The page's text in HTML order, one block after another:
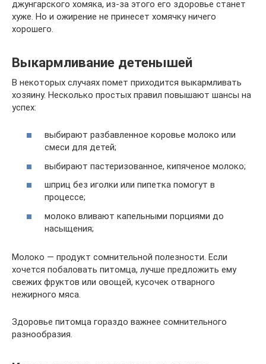
джунгарского хомяка, из-за этого его здоровье станет
хуже. Но и ожирение не принесет хомячку ничего
хорошего.
Выкармливание детенышей
В некоторых случаях помет приходится выкармливать
хозяину. Несколько простых правил повышают шансы на
успех:
выбирают разбавленное коровье молоко или
смеси для детей;
выбирают пастеризованное, кипяченое молоко;
шприц без иголки или пипетка помогут в
процессе;
молоко вливают капельными порциями до
насыщения;
Молоко — продукт сомнительной полезности. Если
хочется побаловать питомца, лучше предложить ему
свежих фруктов или овощей, кусочек отварного
нежирного мяса.
Здоровье питомца гораздо важнее сомнительного
разнообразия.